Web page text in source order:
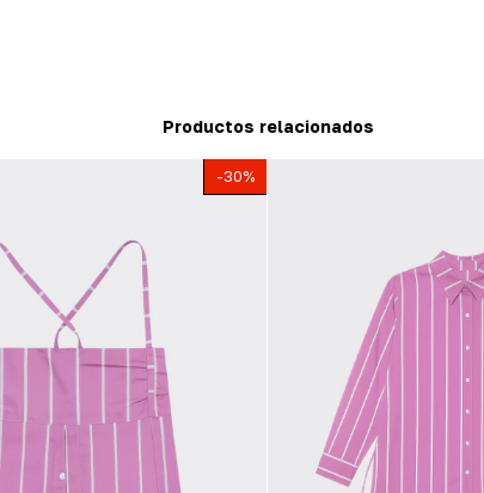
Productos relacionados
-30%